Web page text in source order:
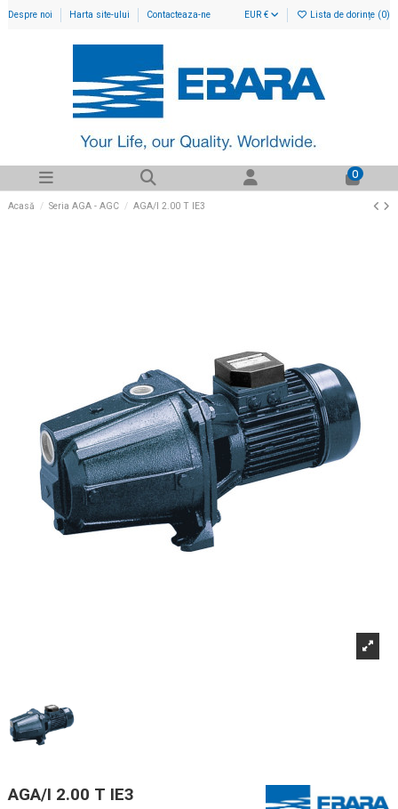
Despre noi Harta site-ului Contacteaza-ne EUR € Lista de dorințe (0)
0
Acasă Seria AGA - AGC AGA/I 2.00 T IE3
AGA/I 2.00 T IE3